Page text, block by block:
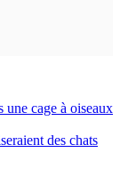
une cage à oiseaux
des chats